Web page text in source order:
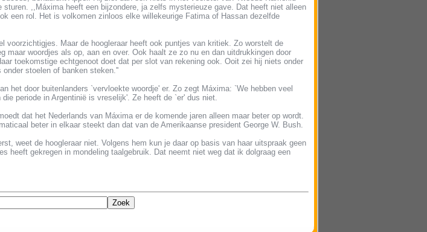
sturen. ,,Máxima heeft een bijzondere, ja zelfs mysterieuze gave. Dat heeft niet alleen
een rol. Het is volkomen zinloos elke willekeurige Fatima of Hassan dezelfde
voorzichtigjes. Maar de hoogleraar heeft ook puntjes van kritiek. Zo worstelt de
woordjes als op, aan en over. Ook haalt ze zo nu en dan uitdrukkingen door
toekomstige echtgenoot doet dat per slot van rekening ook. Ooit zei hij niets onder
stoelen of banken steken.''
het door buitenlanders `vervloekte woordje' er. Zo zegt Máxima: `We hebben veel
periode in Argentinië is vreselijk'. Ze heeft de `er' dus niet.
dat het Nederlands van Máxima er de komende jaren alleen maar beter op wordt.
beter in elkaar steekt dan dat van de Amerikaanse president George W. Bush.
weet de hoogleraar niet. Volgens hem kun je daar op basis van haar uitspraak geen
heeft gekregen in mondeling taalgebruik. Dat neemt niet weg dat ik dolgraag een